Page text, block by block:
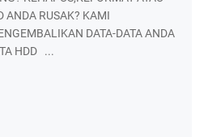
ANDA RUSAK? KAMI
DATA-DATA ANDA
HDD ...